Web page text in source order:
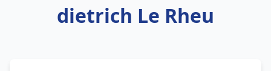
dietrich Le Rheu